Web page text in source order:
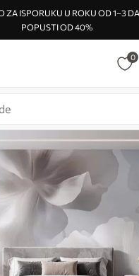
ZA ISPORUKU U ROKU OD 1–3
POPUSTI OD 40%
0